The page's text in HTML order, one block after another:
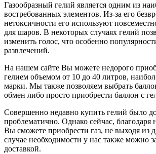
Газообразный гелий является одним из
востребованных элементов. Из-за его
нетоксичности его используют
для шаров. В некоторых случаях гелий
изменить голос, что особенно
развлечений.
На нашем сайте Вы можете недорого
гелием объемом от 10 до 40 литров,
марки. Мы также позволяем выбрать
обмен либо просто приобрести баллон с
Совершенно недавно купить гелий было
проблематично. Однако сейчас,
Вы сможете приобрести газ, не выходя из
случае необходимости у нас также можно
доставкой.